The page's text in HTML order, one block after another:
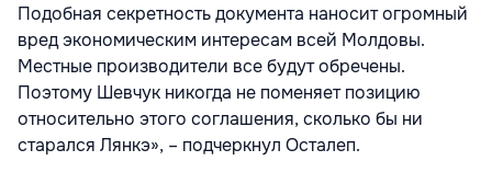
Подобная секретность документа наносит огромный
вред экономическим интересам всей Молдовы.
Местные производители все будут обречены.
Поэтому Шевчук никогда не поменяет позицию
относительно этого соглашения, сколько бы ни
старался Лянкэ», – подчеркнул Осталеп.